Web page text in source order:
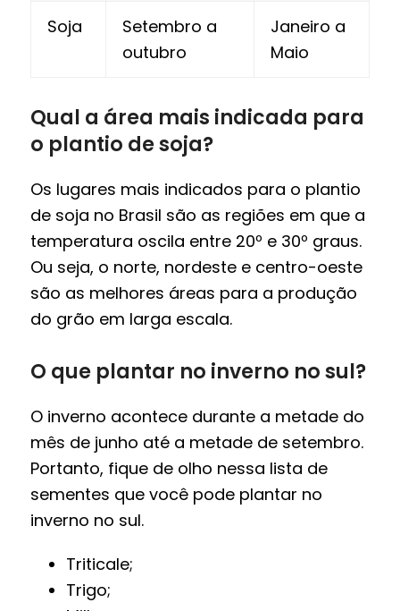
Soja
Setembro a
outubro
Janeiro a
Maio
Qual a área mais indicada para
o plantio de soja?
Os lugares mais indicados para o plantio
de soja no Brasil são as regiões em que a
temperatura oscila entre 20º e 30º graus.
Ou seja, o norte, nordeste e centro-oeste
são as melhores áreas para a produção
do grão em larga escala.
O que plantar no inverno no sul?
O inverno acontece durante a metade do
mês de junho até a metade de setembro.
Portanto, fique de olho nessa lista de
sementes que você pode plantar no
inverno no sul.
Triticale;
Trigo;